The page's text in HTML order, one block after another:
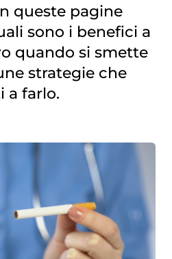
queste pagine
sono i benefici a
quando si smette
strategie che
a farlo.